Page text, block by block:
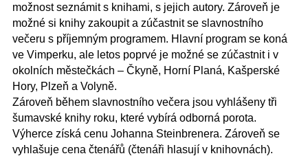
možnost seznámit s knihami, s jejich autory. Zároveň je
možné si knihy zakoupit a zúčastnit se slavnostního
večeru s příjemným programem. Hlavní program se koná
ve Vimperku, ale letos poprvé je možné se zúčastnit i v
okolních městečkách – Čkyně, Horní Planá, Kašperské
Hory, Plzeň a Volyně.
Zároveň během slavnostního večera jsou vyhlášeny tři
šumavské knihy roku, které vybírá odborná porota.
Výherce získá cenu Johanna Steinbrenera. Zároveň se
vyhlašuje cena čtenářů (čtenáři hlasují v knihovnách).